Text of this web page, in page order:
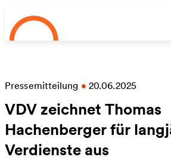
Zum Hauptinhalt springen
Pressemitteilung • 20.06.2025
VDV zeichnet Thomas
Hachenberger für
Verdienste aus